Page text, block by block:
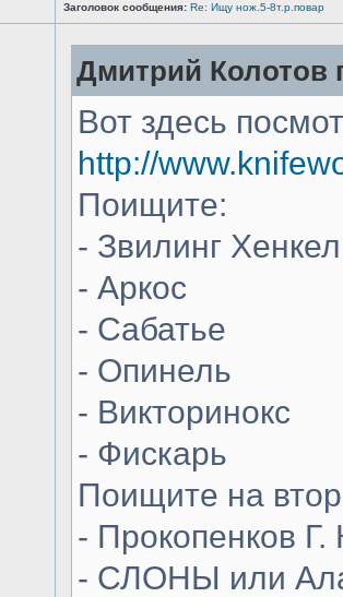
Заголовок сообщения: Re: Ищу нож.5-8т.р.повар
Дмитрий Колотов
Вот здесь
http://
Поищите:
- Звилинг
- Аркос
- Сабатье
- Опинель
- Викторинокс
- Фискарь
Поищите на
- Прокопенков Г.
- СЛОНЫ или